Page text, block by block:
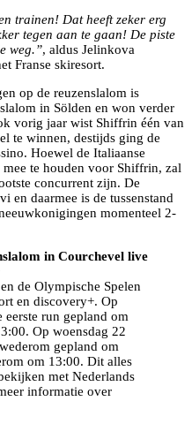
trainen! Dat heeft zeker erg
tegen aan te gaan! De piste
weg.”, aldus Jelinkova
Franse skiresort.
op de reuzenslalom is
in Sölden en won verder
vorig jaar wist Shiffrin één van
te winnen, destijds ging de
Hoewel de Italiaanse
te houden voor Shiffrin, zal
concurrent zijn. De
en daarmee is de tussenstand
momenteel 2-
in Courchevel live
de Olympische Spelen
en discovery+. Op
eerste run gepland om
Op woensdag 22
gepland om
om 13:00. Dit alles
met Nederlands
informatie over